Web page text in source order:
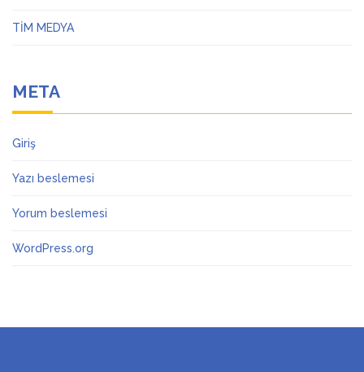
TİM MEDYA
META
Giriş
Yazı beslemesi
Yorum beslemesi
WordPress.org